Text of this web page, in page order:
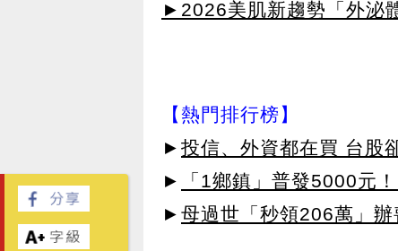
►2026美肌新趨勢「外泌
【熱門排行榜】
► 投信、外資都在買 台股
►
「1鄉鎮」普發5000元
► 母過世「秒領206萬」